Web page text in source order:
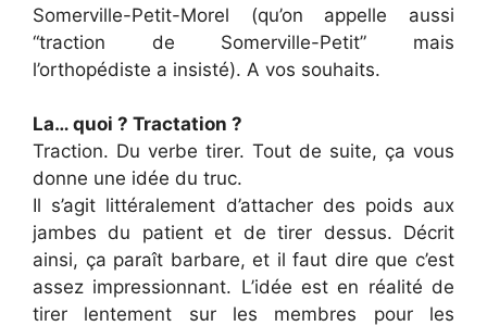
Somerville-Petit-Morel (qu’on appelle aussi
“traction de Somerville-Petit” mais
l’orthopédiste a insisté). A vos souhaits.
La… quoi ? Tractation ?
Traction. Du verbe tirer. Tout de suite, ça vous
donne une idée du truc.
Il s’agit littéralement d’attacher des poids aux
jambes du patient et de tirer dessus. Décrit
ainsi, ça paraît barbare, et il faut dire que c’est
assez impressionnant. L’idée est en réalité de
tirer lentement sur les membres pour les